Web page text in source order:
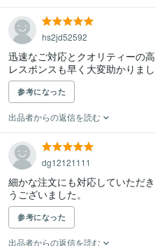
hs2jd52592
迅速なご対応とクオリティーの
参考になった
出品者からの返信を読む
dg12121111
細かな注文にも対応していただ
うございました。
参考になった
出品者からの返信を読む